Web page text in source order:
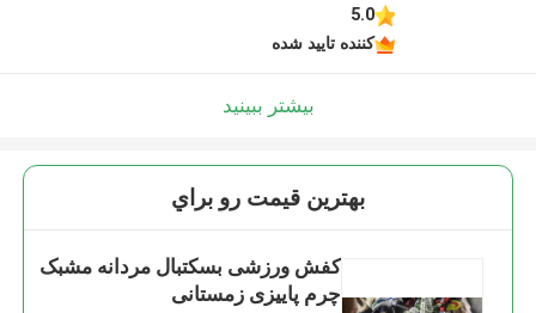
5.0
کننده تایید شده
بیشتر ببینید
بهترين قيمت رو براي
کفش ورزشی بسکتبال مردانه مشبک
چرم پاییزی زمستانی